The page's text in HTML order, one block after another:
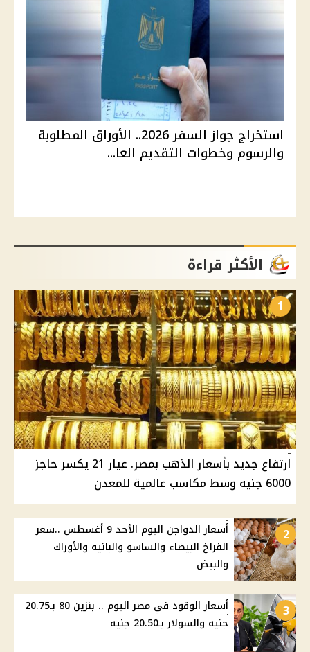
استخراج جواز السفر 2026.. الأوراق المطلوبة
والرسوم وخطوات التقديم العا...
الأكثر قراءة
1
ارتفاع جديد بأسعار الذهب بمصر. عيار 21 يكسر حاجز
6000 جنيه وسط مكاسب عالمية للمعدن
2
أسعار الدواجن اليوم الأحد 9 أغسطس ..سعر
الفراخ البيضاء والساسو والبانيه والأوراك
والبيض
3
أسعار الوقود في مصر اليوم .. بنزين 80 بـ20.75
جنيه والسولار بـ20.50 جنيه